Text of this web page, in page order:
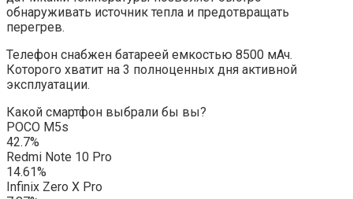
обнаруживать источник тепла и предотвращать
перегрев.
Телефон снабжен батареей емкостью 8500 мАч.
Которого хватит на 3 полноценных дня активной
эксплуатации.
Какой смартфон выбрали бы вы?
POCO M5s
42.7%
Redmi Note 10 Pro
14.61%
Infinix Zero X Pro